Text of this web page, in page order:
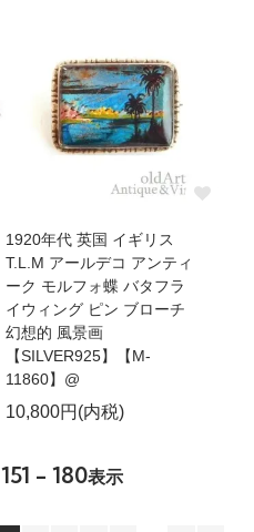
1920年代 英国 イギリス
T.L.M アールデコ アンティ
ーク モルフォ蝶 バタフラ
イウィング ピン ブローチ
幻想的 風景画
【SILVER925】【M-
11860】@
10,800円(内税)
151 - 180表示